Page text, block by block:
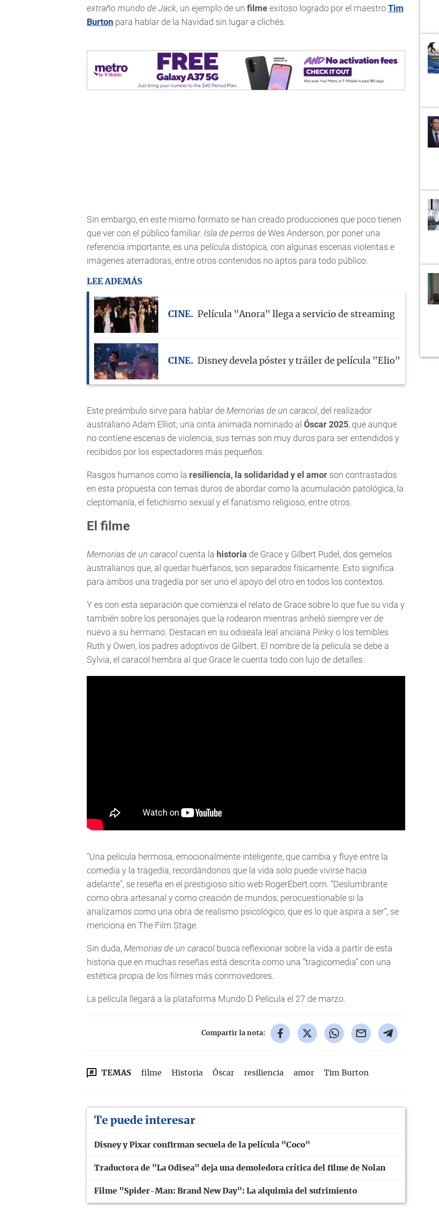
extraño mundo de Jack, un ejemplo de un filmeexitoso logrado por el maestroTim
Burton para hablar de la Navidad sin lugar a clichés.
Sin embargo, en este mismo formato se han creado producciones que poco tienen
que ver con el público familiar. Isla de perros de Wes Anderson, por poner una
referencia importante, es una película distópica, con algunas escenas violentas e
imágenes aterradoras, entre otros contenidos no aptos para todo público.
LEE ADEMÁS
CINE Película "Anora" llega a servicio de streaming
CINE Disney devela póster y tráiler de película "Elio"
Este preámbulo sirve para hablar de Memorias de un caracol, del realizador
australiano Adam Elliot; una cinta animada nominado al Óscar 2025, que aunque
no contiene escenas de violencia, sus temas son muy duros para ser entendidos y
recibidos por los espectadores más pequeños.
Rasgos humanos como la resiliencia, la solidaridad y el amor son contrastados
en esta propuesta con temas duros de abordar como la acumulación patológica, la
cleptomanía, el fetichismo sexual y el fanatismo religioso, entre otros.
El filme
Memorias de un caracolcuenta la historia de Grace y Gilbert Pudel, dos gemelos
australianos que, al quedar huérfanos, son separados físicamente. Esto significa
para ambos una tragedia por ser uno el apoyo del otro en todos los contextos.
Y es con esta separación que comienza el relato de Grace sobre lo que fue su vida y
también sobre los personajes que la rodearon mientras anheló siempre ver de
nuevo a su hermano. Destacan en su odiseala leal anciana Pinky o los temibles
Ruth y Owen, los padres adoptivos de Gilbert. El nombre de la película se debe a
Sylvia, el caracol hembra al que Grace le cuenta todo con lujo de detalles.
"Una película hermosa, emocionalmente inteligente, que cambia y fluye entre la
comedia y la tragedia, recordándonos que la vida solo puede vivirse hacia
adelante", se reseña en el prestigioso sitio web RogerEbert.com. “Deslumbrante
como obra artesanal y como creación de mundos, perocuestionable si la
analizamos como una obra de realismo psicológico, que es lo que aspira a ser”, se
menciona en The Film Stage.
Sin duda, Memorias de un caracol busca reflexionar sobre la vida a partir de esta
historia que en muchas reseñas está descrita como una “tragicomedia” con una
estética propia de los filmes más conmovedores.
La película llegará a la plataforma Mundo D Película el 27 de marzo.
Compartir la nota:
TEMAS filme Historia Óscar resiliencia amor Tim Burton
Te puede interesar
Disney y Pixar confirman secuela de la película "Coco"
Traductora de "La Odisea" deja una demoledora crítica del filme de Nolan
Filme "Spider-Man: Brand New Day": La alquimia del sufrimiento